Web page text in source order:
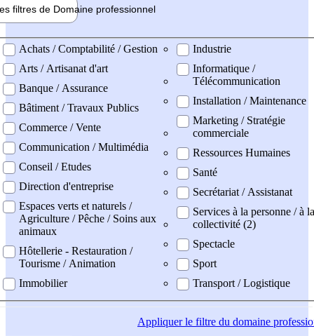
filtres de Domaine professionnel
professionel
Achats / Comptabilité / Gestion
Arts / Artisanat d'art
Banque / Assurance
Bâtiment / Travaux Publics
Commerce / Vente
Communication / Multimédia
Conseil / Etudes
Direction d'entreprise
Espaces verts et naturels /
Agriculture / Pêche / Soins aux
animaux
Hôtellerie - Restauration /
Tourisme / Animation
Immobilier
Industrie
Informatique /
Télécommunication
Installation / Maintenance
Marketing / Stratégie
commerciale
Ressources Humaines
Santé
Secrétariat / Assistanat
Services à la personne / à la
collectivité (2)
Spectacle
Sport
Transport / Logistique
Appliquerle filtre du domaine